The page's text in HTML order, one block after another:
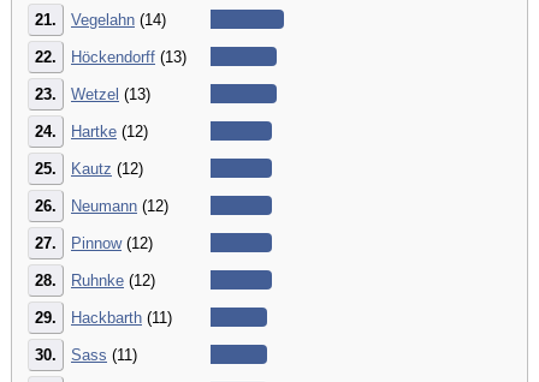
21. Vegelahn (14)
22. Höckendorff (13)
23. Wetzel (13)
24. Hartke (12)
25. Kautz (12)
26. Neumann (12)
27. Pinnow(12)
28. Ruhnke (12)
29. Hackbarth (11)
30. Sass (11)